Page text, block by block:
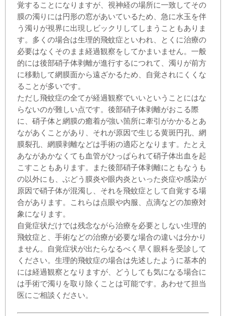
覚することになりますが、視神経の場所に一致してその
膜の濁りには円形の窓があいているため、急に水玉を伴
う濁りが視界に出現しビックリしてしまうこともありま
す。多くの場合は生理的飛蚊症といわれ、とくに治療の
必要はなくそのまま経過観察をしてかまいません。一般
的には後部硝子体剥離が進行するにつれて、濁りが前方
に移動して網膜面から遠ざかるため、自覚されにくくな
ることが多いです。
ただし飛蚊症の全てが経過観察でいいということにはな
らないのが難しい点です。後部硝子体剥離がおこる際
に、硝子体と網膜の癒着が強い箇所に牽引がかかるとあ
ながあくことがあり、それが原因で生じる黄斑円孔、網
膜裂孔、網膜剥離などは手術の適応となります。たとえ
あながあかなくても血管がひっぱられて硝子体出血を起
こすこともあります。また後部硝子体剥離にともなうも
の以外にも、ぶどう膜炎や眼内炎といった炎症や感染が
原因で硝子体が混濁し、それを飛蚊症として自覚する場
合があります。これらは点眼や内服、点滴などの加療対
象になります。
自覚症状だけでは残念ながら治療を必要としない生理的
飛蚊症と、手術などの治療が必要な場合の違いは分かり
ません。自覚症状が出たらなるべく早く眼科を受診して
ください。生理的飛蚊症の場合は先述したように基本的
には経過観察となりますが、どうしても気になる場合に
は手術で濁りを取り除くことは可能です。あわせて担当
医にご相談ください。